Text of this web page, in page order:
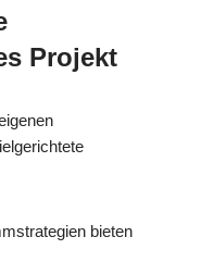
Projekt
bieten